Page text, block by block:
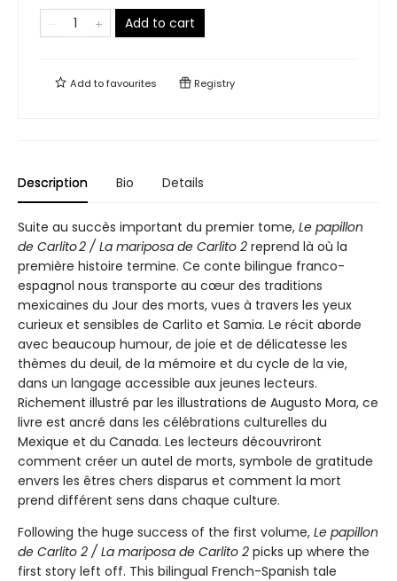
Add to cart
Add tofavourites Registry
Description Bio Details
Suite au succès important du premier tome, Le papillon
de Carlito 2 / La mariposa de Carlito 2 reprend là où la
première histoire termine. Ce conte bilingue franco-
espagnol nous transporte au cœur des traditions
mexicaines du Jour des morts, vues à travers les yeux
curieux et sensibles de Carlito et Samia. Le récit aborde
avec beaucoup humour, de joie et de délicatesse les
thèmes du deuil, de la mémoire et du cycle de la vie,
dans un langage accessible aux jeunes lecteurs.
Richement illustré par les illustrations de Augusto Mora, ce
livre est ancré dans les célébrations culturelles du
Mexique et du Canada. Les lecteurs découvriront
comment créer un autel de morts, symbole de gratitude
envers les êtres chers disparus et comment la mort
prend différent sens dans chaque culture.
Following the huge success of the first volume, Le papillon
de Carlito 2 / La mariposa de Carlito 2 picks up where the
first story left off. This bilingual French-Spanish tale